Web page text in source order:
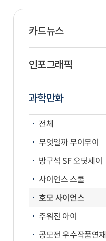
카드뉴스
인포그래픽
과학만화
전체
무엇일까 무이무이
방구석 SF 오딧세이
사이언스 스쿨
호모 사이언스
주워진 아이
공모전 우수작품연재